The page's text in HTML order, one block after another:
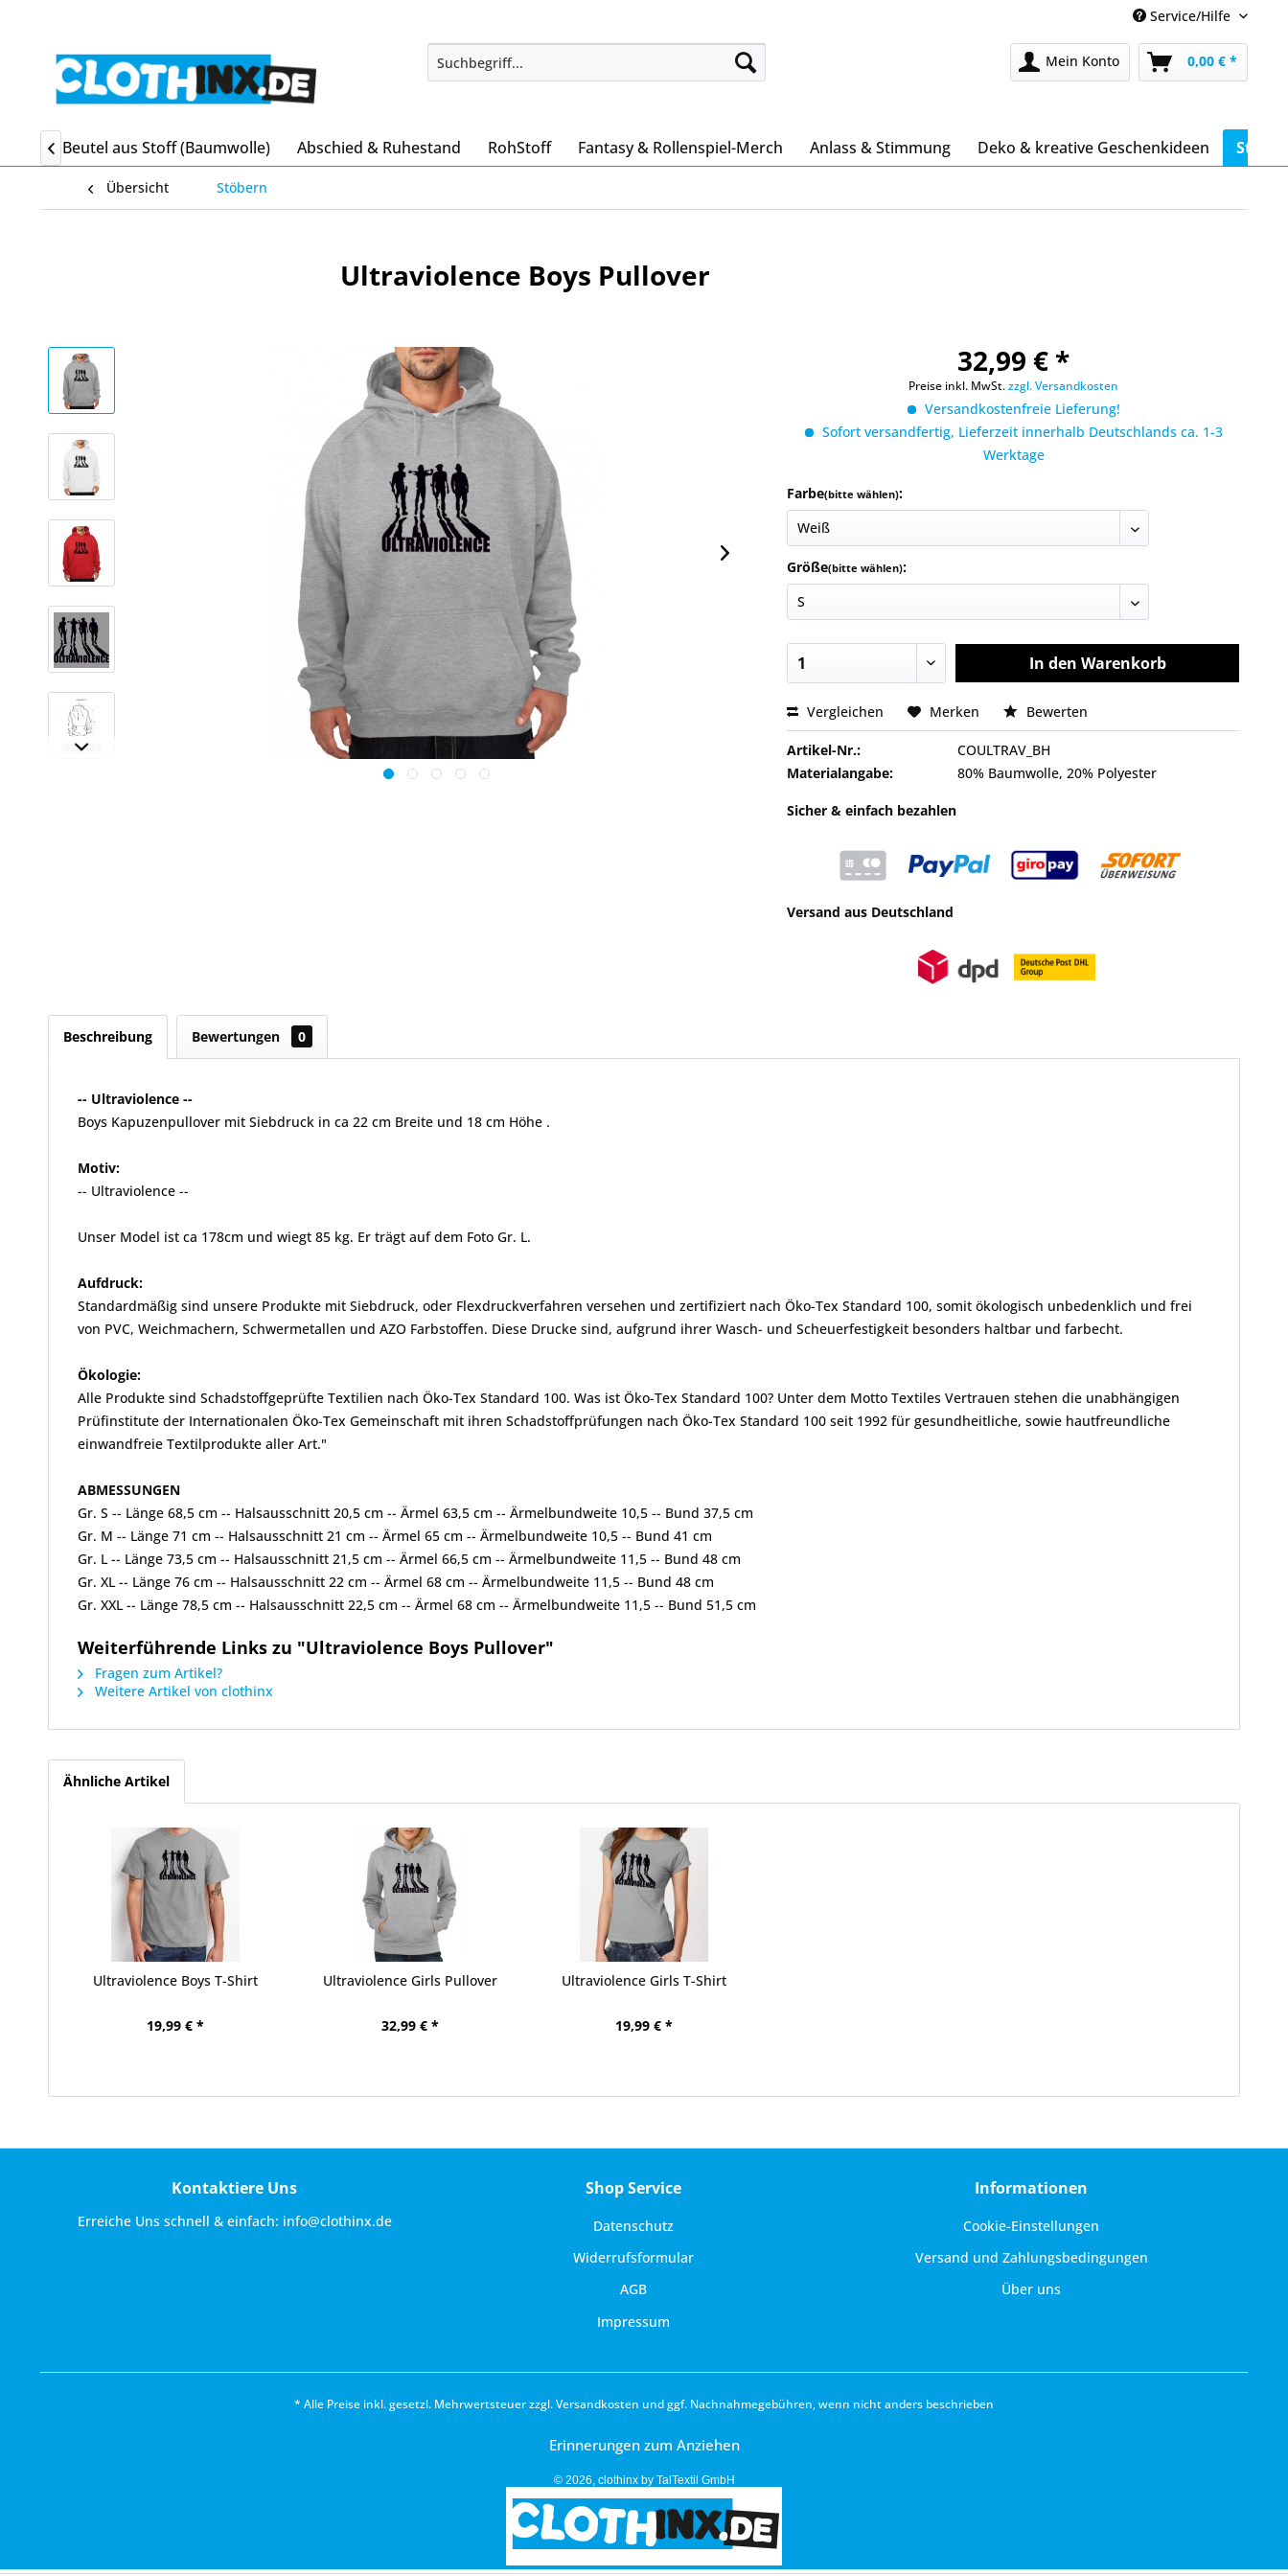
Service/Hilfe
Mein Konto 0,00 € *
Beutel aus Stoff (Baumwolle) Abschied & Ruhestand RohStoff Fantasy & Rollenspiel-Merch Anlass & Stimmung Deko & kreative Geschenkideen

Übersicht Stöbern
Ultraviolence Boys Pullover
32,99 € *
Preise inkl. MwSt.zzgl. Versandkosten
Versandkostenfreie Lieferung!
Sofort versandfertig, Lieferzeit innerhalb Deutschlands ca. 1-3
Werktage
Farbe(bitte wählen):
Größe(bitte wählen):
In den Warenkorb
Vergleichen Merken Bewerten
Artikel-Nr.:
COULTRAV_BH
Materialangabe:
80% Baumwolle, 20% Polyester
Sicher & einfach bezahlen
Versand aus Deutschland
Beschreibung Bewertungen 0
-- Ultraviolence --
Boys Kapuzenpullover mit Siebdruck in ca 22 cm Breite und 18 cm Höhe .
Motiv:
-- Ultraviolence --
Unser Model ist ca 178cm und wiegt 85 kg. Er trägt auf dem Foto Gr. L.
Aufdruck:
Standardmäßig sind unsere Produkte mit Siebdruck, oder Flexdruckverfahren versehen und zertifiziert nach Öko-Tex Standard 100, somit ökologisch unbedenklich und frei
von PVC, Weichmachern, Schwermetallen und AZO Farbstoffen. Diese Drucke sind, aufgrund ihrer Wasch- und Scheuerfestigkeit besonders haltbar und farbecht.
Ökologie:
Alle Produkte sind Schadstoffgeprüfte Textilien nach Öko-Tex Standard 100. Was ist Öko-Tex Standard 100? Unter dem Motto Textiles Vertrauen stehen die unabhängigen
Prüfinstitute der Internationalen Öko-Tex Gemeinschaft mit ihren Schadstoffprüfungen nach Öko-Tex Standard 100 seit 1992 für gesundheitliche, sowie hautfreundliche
einwandfreie Textilprodukte aller Art."
ABMESSUNGEN
Gr. S -- Länge 68,5 cm -- Halsausschnitt 20,5 cm -- Ärmel 63,5 cm -- Ärmelbundweite 10,5 -- Bund 37,5 cm
Gr. M -- Länge 71 cm -- Halsausschnitt 21 cm -- Ärmel 65 cm -- Ärmelbundweite 10,5 -- Bund 41 cm
Gr. L -- Länge 73,5 cm -- Halsausschnitt 21,5 cm -- Ärmel 66,5 cm -- Ärmelbundweite 11,5 -- Bund 48 cm
Gr. XL -- Länge 76 cm -- Halsausschnitt 22 cm -- Ärmel 68 cm -- Ärmelbundweite 11,5 -- Bund 48 cm
Gr. XXL -- Länge 78,5 cm -- Halsausschnitt 22,5 cm -- Ärmel 68 cm -- Ärmelbundweite 11,5 -- Bund 51,5 cm
Weiterführende Links zu "Ultraviolence Boys Pullover"
Fragen zum Artikel?
Weitere Artikel von clothinx
Ähnliche Artikel
Ultraviolence Boys T-Shirt
19,99 € *
Ultraviolence Girls Pullover
32,99 € *
Ultraviolence Girls T-Shirt
19,99 € *
Kontaktiere Uns
Erreiche Uns schnell & einfach: info@clothinx.de
Shop Service
Datenschutz
Widerrufsformular
AGB
Impressum
Informationen
Cookie-Einstellungen
Versand und Zahlungsbedingungen
Über uns
* Alle Preise inkl. gesetzl. Mehrwertsteuer zzgl.Versandkosten und ggf. Nachnahmegebühren, wenn nicht anders beschrieben
Erinnerungen zum Anziehen
© 2026, clothinx by TalTextil GmbH